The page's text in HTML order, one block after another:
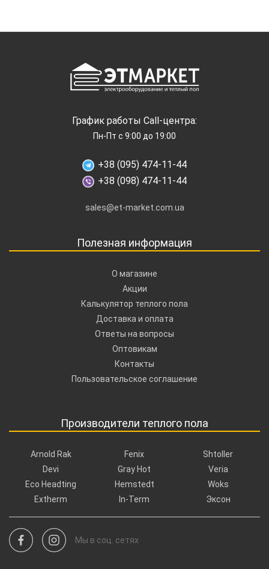
График работы Call-центра:
Пн-Пт с 9:00 до 19:00
+38 (095) 474-11-44
+38 (098) 474-11-44
sales@et-market.com.ua
Полезная информация
О магазине
Акции
Калькулятор теплого пола
Доставка и оплата
Ответы на вопросы
Оптовикам
Контакты
Пользовательское соглашение
Производители теплого пола
Arnold Rak
Devi
Eco Headting
Extherm
Fenix
Gray Hot
Hemstedt
In-Term
Shtoller
Veria
Woks
Эксон
Мы в соц. сетях